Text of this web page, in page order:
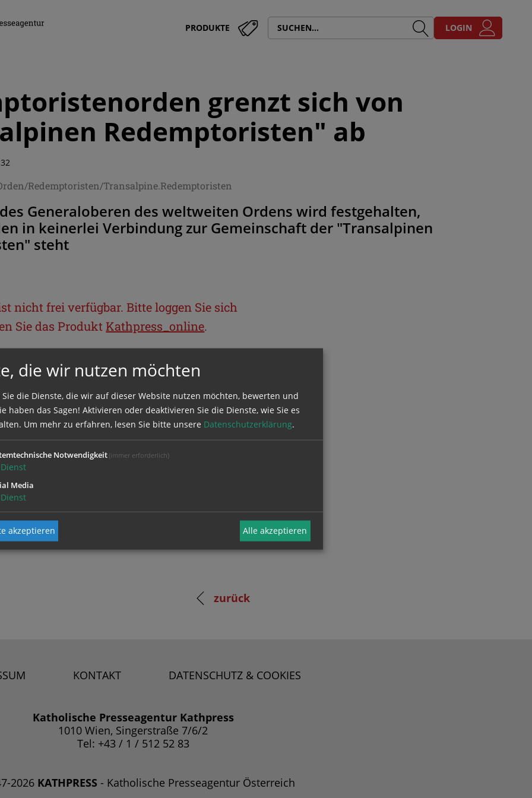
PRODUKTE LOGIN
grenzt sich von
Redemptoristen" ab
Redemptoristen/Transalpine.Redemptoristen
Generaloberen des weltweiten Ordens wird festgehalten,
in keinerlei Verbindung zur Gemeinschaft der "Transalpinen
steht
nicht frei verfügbar. Bitte loggen Sie sich
Sie das Produkt Kathpress_online.
sich mit Ihrem Benutzernamen und
zurück
KONTAKT DATENSCHUTZ & COOKIES
Katholische Presseagentur Kathpress
1010 Wien, Singerstraße 7/6/2
Tel: +43 / 1 / 512 52 83
2026 KATHPRESS - Katholische Presseagentur Österreich
die wir nutzen möchten
Sie die Dienste, die wir auf dieser Website nutzen möchten, bewerten und
haben das Sagen! Aktivieren oder deaktivieren Sie die Dienste, wie Sie es
Um mehr zu erfahren, lesen Sie bitte unsere Datenschutzerklärung.
Notwendigkeit (immer erforderlich)
Dienst
Media
Dienst
akzeptieren Alle akzeptieren